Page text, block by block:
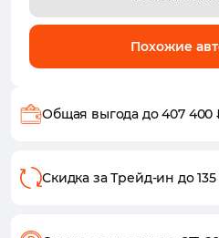
Похожие
Общая выгода до 407 400
Скидка за Трейд-ин до